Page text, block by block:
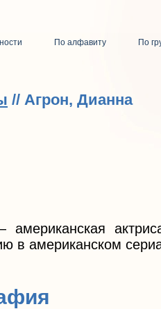
По алфавиту
По
// Агрон, Дианна
в американском